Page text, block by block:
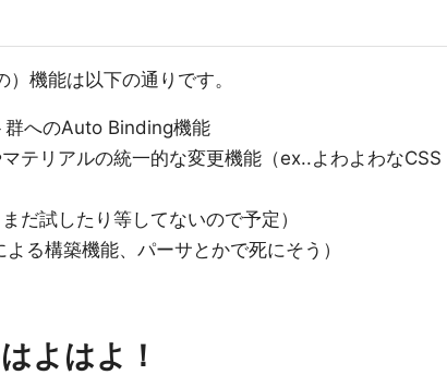
機能は以下の通りです。
へのAuto Binding機能
テリアルの統一的な変更機能（ex..よわよわなCSS
だ試したり等してないので予定）
る構築機能、パーサとかで死にそう）
よはよ！